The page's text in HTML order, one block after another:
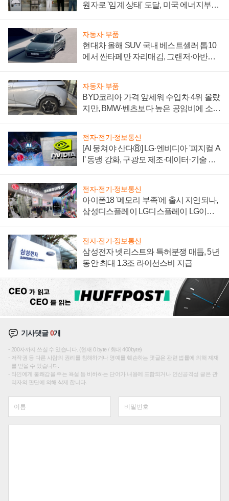
원자로 '임계 상태' 도달, 미국 에너지부
자동차·부품
현대차 올해 SUV 국내 베스트셀러 톱10
에서 싼타페만 자리매김, 그랜저·아반떼
자동차·부품
BYD코리아 가격 앞세워 수입차 4위 올랐
지만, BMW·벤츠보다 높은 공임비에 소비
전자·전기·정보통신
[AI 뭉쳐야 산다⑧] LG·엔비디아 '피지컬 A
I' 동맹 강화, 구광모 제조·데이터·기술 결
전자·전기·정보통신
아이폰18 '메모리 부족'에 출시 지연되나,
삼성디스플레이 LG디스플레이 LG이노
전자·전기·정보통신
삼성전자 넷리스트와 특허분쟁 매듭, 5년
동안 최대 1.3조 라이선스비 지급
기사댓글0개
200자까지 쓰실 수 있습니다. (현재 0 byte / 최대 400byte)
저작권 등 다른 사람의 권리를 침해하거나 명예를 훼손하는 댓글은 관련 법률에 의해 제재
를 받을 수 있습니다.
타인에게 불쾌감을 주는 욕설 등 비하하는 단어가 내용에 포함되거나 인신공격성 글은 관
리자의 판단에 의해 삭제 합니다.